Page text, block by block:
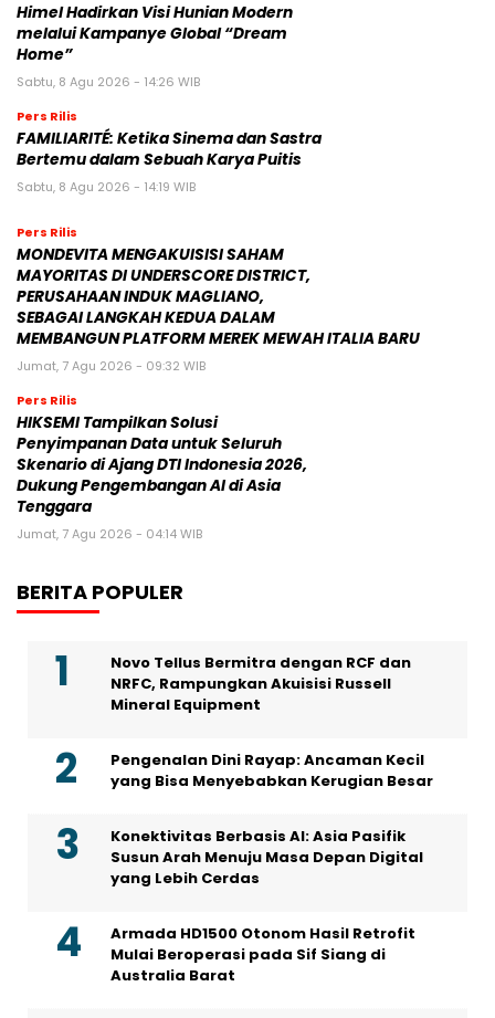
Himel Hadirkan Visi Hunian Modern
melalui Kampanye Global “Dream
Home”
Sabtu, 8 Agu 2026 - 14:26 WIB
Pers Rilis
FAMILIARITÉ: Ketika Sinema dan Sastra
Bertemu dalam Sebuah Karya Puitis
Sabtu, 8 Agu 2026 - 14:19 WIB
Pers Rilis
MONDEVITA MENGAKUISISI SAHAM
MAYORITAS DI UNDERSCORE DISTRICT,
PERUSAHAAN INDUK MAGLIANO,
SEBAGAI LANGKAH KEDUA DALAM
MEMBANGUN PLATFORM MEREK MEWAH ITALIA BARU
Jumat, 7 Agu 2026 - 09:32 WIB
Pers Rilis
HIKSEMI Tampilkan Solusi
Penyimpanan Data untuk Seluruh
Skenario di Ajang DTI Indonesia 2026,
Dukung Pengembangan AI di Asia
Tenggara
Jumat, 7 Agu 2026 - 04:14 WIB
BERITA POPULER
Novo Tellus Bermitra dengan RCF dan
NRFC, Rampungkan Akuisisi Russell
Mineral Equipment
Pengenalan Dini Rayap: Ancaman Kecil
yang Bisa Menyebabkan Kerugian Besar
Konektivitas Berbasis AI: Asia Pasifik
Susun Arah Menuju Masa Depan Digital
yang Lebih Cerdas
Armada HD1500 Otonom Hasil Retrofit
Mulai Beroperasi pada Sif Siang di
Australia Barat